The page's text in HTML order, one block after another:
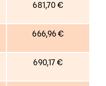
681,70 €
666,96 €
690,17 €